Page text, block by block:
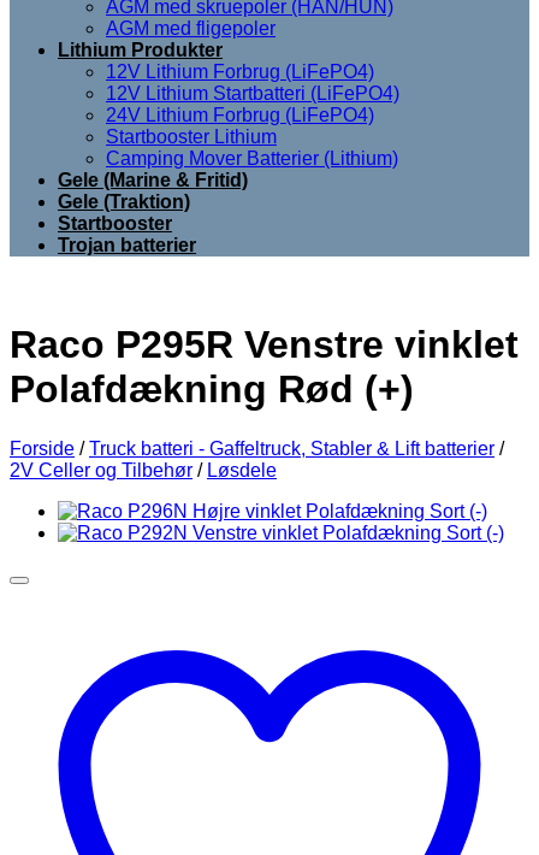
AGM med skruepoler (HAN/HUN)
AGM med fligepoler
Lithium Produkter
12V Lithium Forbrug (LiFePO4)
12V Lithium Startbatteri (LiFePO4)
24V Lithium Forbrug (LiFePO4)
Startbooster Lithium
Camping Mover Batterier (Lithium)
Gele (Marine & Fritid)
Gele (Traktion)
Startbooster
Trojan batterier
Raco P295R Venstre vinklet
Polafdækning Rød (+)
Forside / Truck batteri - Gaffeltruck, Stabler & Lift batterier /
2V Celler og Tilbehør / Løsdele